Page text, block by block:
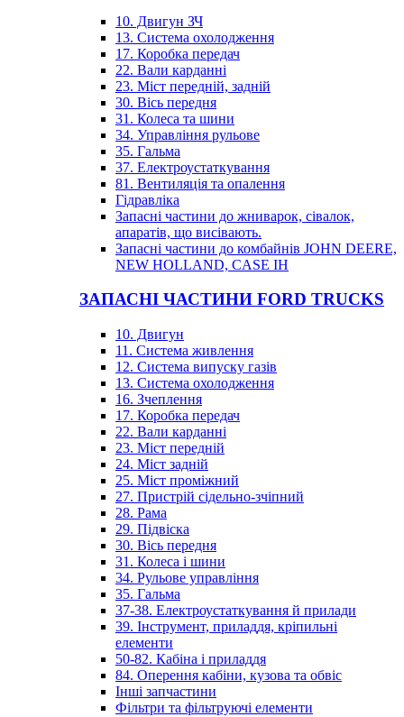
10. Двигун ЗЧ
13. Система охолодження
17. Коробка передач
22. Вали карданні
23. Міст передній, задній
30. Вісь передня
31. Колеса та шини
34. Управління рульове
35. Гальма
37. Електроустаткування
81. Вентиляція та опалення
Гідравліка
Запасні частини до жниварок, сівалок,
апаратів, що висівають.
Запасні частини до комбайнів JOHN DEERE,
NEW HOLLAND, CASE IH
ЗАПАСНІ ЧАСТИНИ FORD TRUCKS
10. Двигун
11. Система живлення
12. Система випуску газів
13. Система охолодження
16. Зчеплення
17. Коробка передач
22. Вали карданні
23. Міст передній
24. Міст задній
25. Міст проміжний
27. Пристрій сідельно-зчіпний
28. Рама
29. Підвіска
30. Вісь передня
31. Колеса і шини
34. Рульове управління
35. Гальма
37-38. Електроустаткування й прилади
39. Інструмент, приладдя, кріпильні
елементи
50-82. Кабіна і приладдя
84. Оперення кабіни, кузова та обвіс
Інші запчастини
Фільтри та фільтруючі елементи